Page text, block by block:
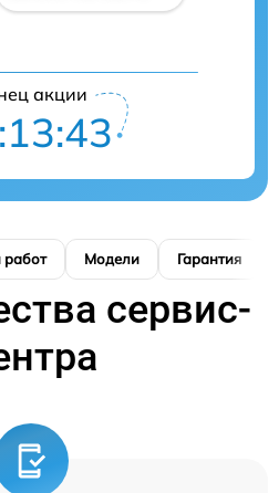
акции
Модели Гарантия
сервис-